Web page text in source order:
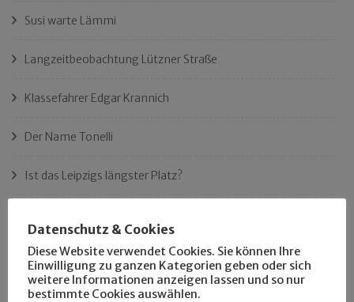
Susi warte Lämmi
Langzeitbeobachtung Lützner Straße
Klassefahrer Edgar Krannich
Der Name Tonelli
Ist das Leipzigs längster Platz?
Das neue Eutritzsch-Buch
Der Leipziger Schmiedetag von 1904
Datenschutz & Cookies
Diese Website verwendet Cookies. Sie können Ihre
Einwilligung zu ganzen Kategorien geben oder sich
weitere Informationen anzeigen lassen und so nur
bestimmte Cookies auswählen.